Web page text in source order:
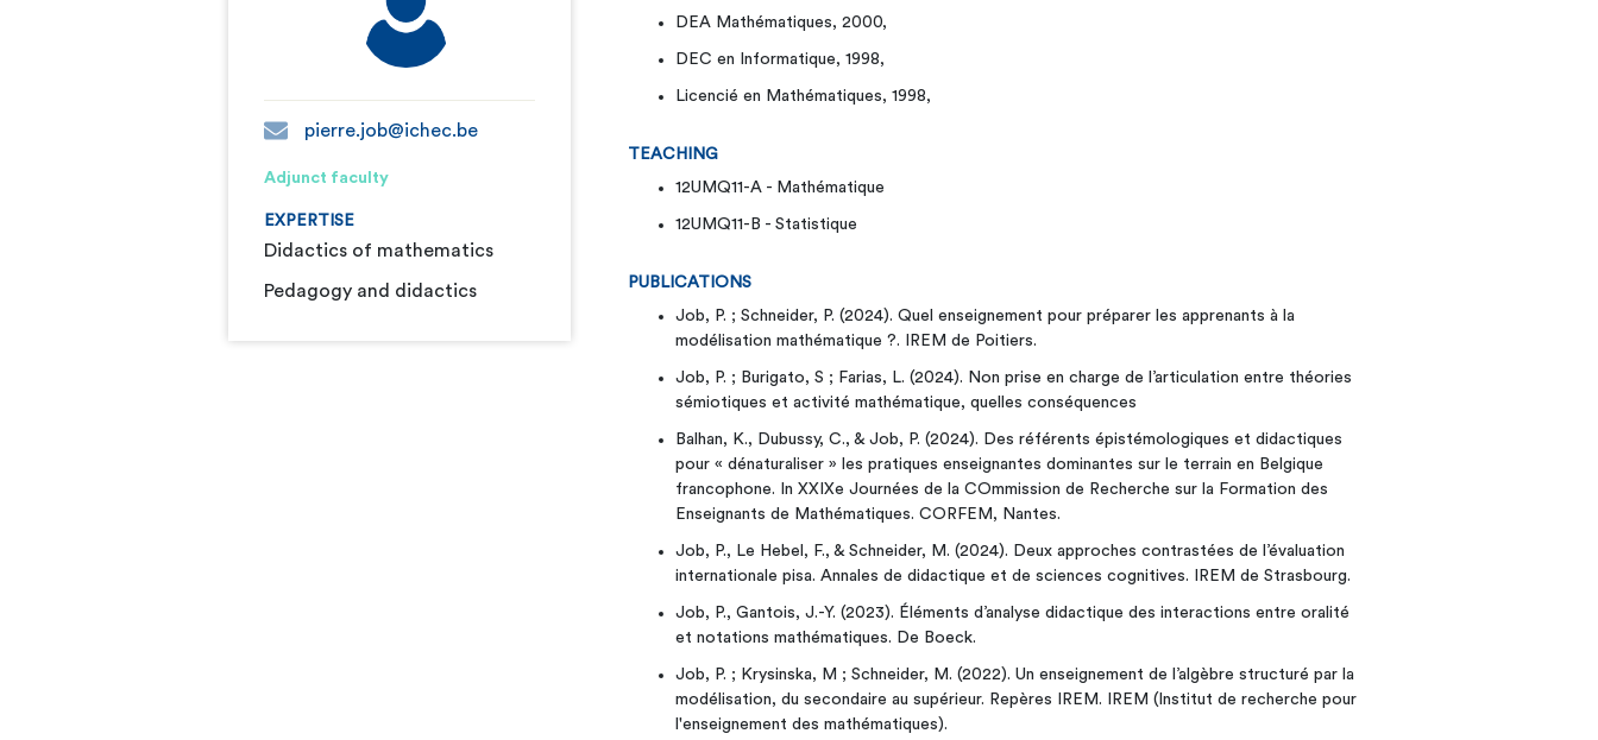
pierre.job@ichec.be
Adjunct faculty
EXPERTISE
Didactics of mathematics
Pedagogy and didactics
DEA Mathématiques, 2000,
DEC en Informatique, 1998,
Licencié en Mathématiques, 1998,
TEACHING
12UMQ11-A - Mathématique
12UMQ11-B - Statistique
PUBLICATIONS
Job, P. ; Schneider, P. (2024). Quel enseignement pour préparer les apprenants à la
modélisation mathématique ?. IREM de Poitiers.
Job, P. ; Burigato, S ; Farias, L. (2024). Non prise en charge de l’articulation entre théories
sémiotiques et activité mathématique, quelles conséquences
Balhan, K., Dubussy, C., & Job, P. (2024). Des référents épistémologiques et didactiques
pour « dénaturaliser » les pratiques enseignantes dominantes sur le terrain en Belgique
francophone. In XXIXe Journées de la COmmission de Recherche sur la Formation des
Enseignants de Mathématiques. CORFEM, Nantes.
Job, P., Le Hebel, F., & Schneider, M. (2024). Deux approches contrastées de l’évaluation
internationale pisa. Annales de didactique et de sciences cognitives. IREM de Strasbourg.
Job, P., Gantois, J.-Y. (2023). Éléments d’analyse didactique des interactions entre oralité
et notations mathématiques. De Boeck.
Job, P. ; Krysinska, M ; Schneider, M. (2022). Un enseignement de l’algèbre structuré par la
modélisation, du secondaire au supérieur. Repères IREM. IREM (Institut de recherche pour
l'enseignement des mathématiques).